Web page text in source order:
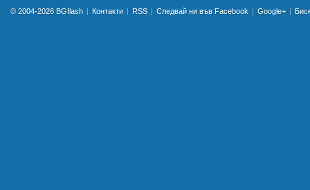
© 2004-2026 BGflash Контакти RSS Следвай ни във Facebook Google+